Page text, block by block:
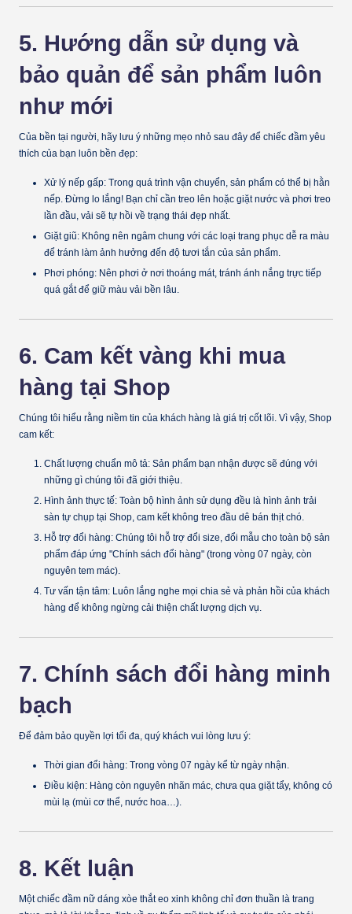
5. Hướng dẫn sử dụng và
bảo quản để sản phẩm luôn
như mới
Của bền tại người, hãy lưu ý những mẹo nhỏ sau đây để chiếc đầm yêu
thích của bạn luôn bền đẹp:
Xử lý nếp gấp: Trong quá trình vận chuyển, sản phẩm có thể bị hằn
nếp. Đừng lo lắng! Bạn chỉ cần treo lên hoặc giặt nước và phơi treo
lần đầu, vải sẽ tự hồi về trạng thái đẹp nhất.
Giặt giũ: Không nên ngâm chung với các loại trang phục dễ ra màu
để tránh làm ảnh hưởng đến độ tươi tắn của sản phẩm.
Phơi phóng: Nên phơi ở nơi thoáng mát, tránh ánh nắng trực tiếp
quá gắt để giữ màu vải bền lâu.
6. Cam kết vàng khi mua
hàng tại Shop
Chúng tôi hiểu rằng niềm tin của khách hàng là giá trị cốt lõi. Vì vậy, Shop
cam kết:
Chất lượng chuẩn mô tả: Sản phẩm bạn nhận được sẽ đúng với
những gì chúng tôi đã giới thiệu.
Hình ảnh thực tế: Toàn bộ hình ảnh sử dụng đều là hình ảnh trải
sàn tự chụp tại Shop, cam kết không treo đầu dê bán thịt chó.
Hỗ trợ đổi hàng: Chúng tôi hỗ trợ đổi size, đổi mẫu cho toàn bộ sản
phẩm đáp ứng "Chính sách đổi hàng" (trong vòng 07 ngày, còn
nguyên tem mác).
Tư vấn tận tâm: Luôn lắng nghe mọi chia sẻ và phản hồi của khách
hàng để không ngừng cải thiện chất lượng dịch vụ.
7. Chính sách đổi hàng minh
bạch
Để đảm bảo quyền lợi tối đa, quý khách vui lòng lưu ý:
Thời gian đổi hàng: Trong vòng 07 ngày kể từ ngày nhận.
Điều kiện: Hàng còn nguyên nhãn mác, chưa qua giặt tẩy, không có
mùi lạ (mùi cơ thể, nước hoa…).
8. Kết luận
Một chiếc đầm nữ dáng xòe thắt eo xinh không chỉ đơn thuần là trang